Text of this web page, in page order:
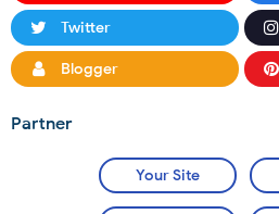
Twitter
Blogger
Partner
Your Site